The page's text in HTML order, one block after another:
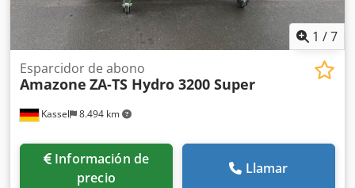
1 /7
Kassel 8.494 km
Esparcidor de abono
Amazone ZA-TS Hydro 3200 Super
Información de
precio
Llamar